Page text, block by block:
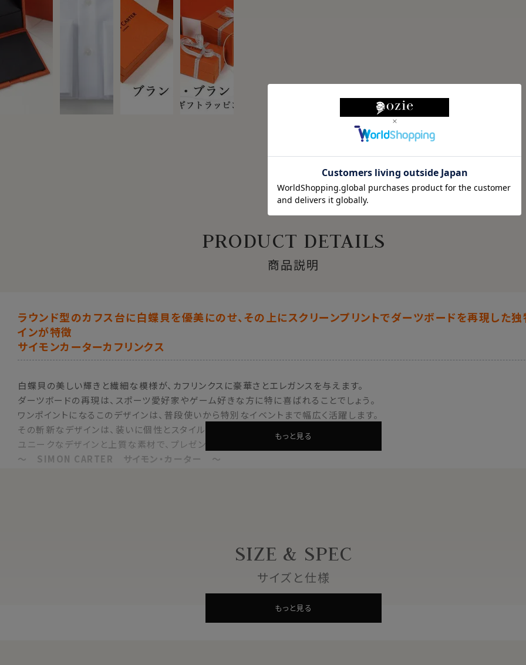
PRODUCT DETAILS
商品説明
ラウンド型のカフス台に白蝶貝を優美にのせ、その上にスクリーンプリントでダーツボードを再現した
インが特徴
サイモンカーターカフリンクス
白蝶貝の美しい輝きと繊細な模様が、カフリンクスに豪華さとエレガンスを与えます。
ダーツボードの再現は、スポーツ愛好家やゲーム好きな方に特に喜ばれることでしょう。
ワンポイントになるこのデザインは、普段使いから特別なイベントまで幅広く活躍します。
その斬新なデザインは、装いに個性とスタイルを加え、さりげない華やかさを演出します。
ユニークなデザインと上質な素材で、プレゼントにも最適です。
～ SIMON CARTER サイモン・カーター ～
もっと見る
SIZE & SPEC
サイズと仕様
もっと見る